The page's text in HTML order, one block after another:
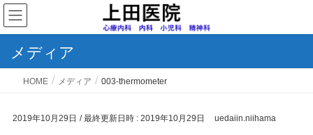
メディア
HOME メディア 003-thermometer
2019年10月29日 / 最終更新日時 : 2019年10月29日 uedaiin.niihama